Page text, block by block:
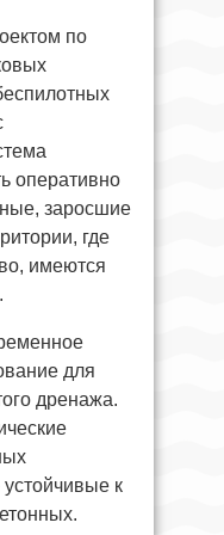
по
оперативно
заросшие
где
имеются
для
дренажа.
устойчивые к